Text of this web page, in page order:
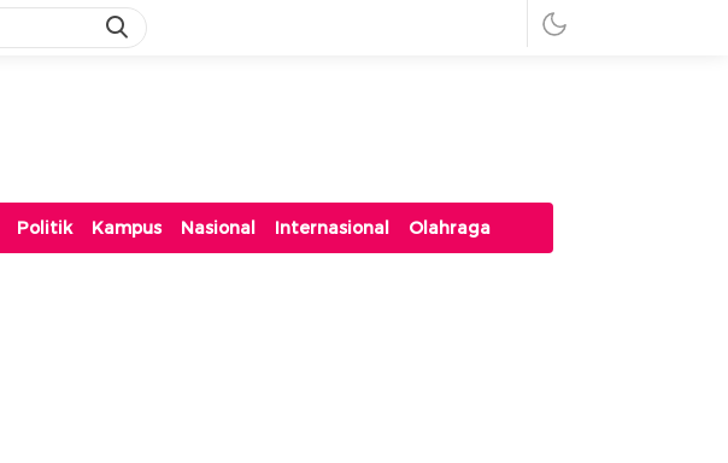
Politik Kampus Nasional Internasional Olahraga